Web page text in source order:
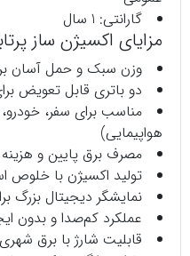
گارانتی: 1 سال
مزایای اکسیژن ساز
وزن سبک و حمل آسان
دو باتری قابل تعویض
مناسب برای سفر،
هواپیمایی)
مصرف برق پایین و
تولید اکسیژن با خلوص
نمایشگر دیجیتال بزرگ
عملکرد کم‌صدا و بدون
قابلیت شارژ با برق